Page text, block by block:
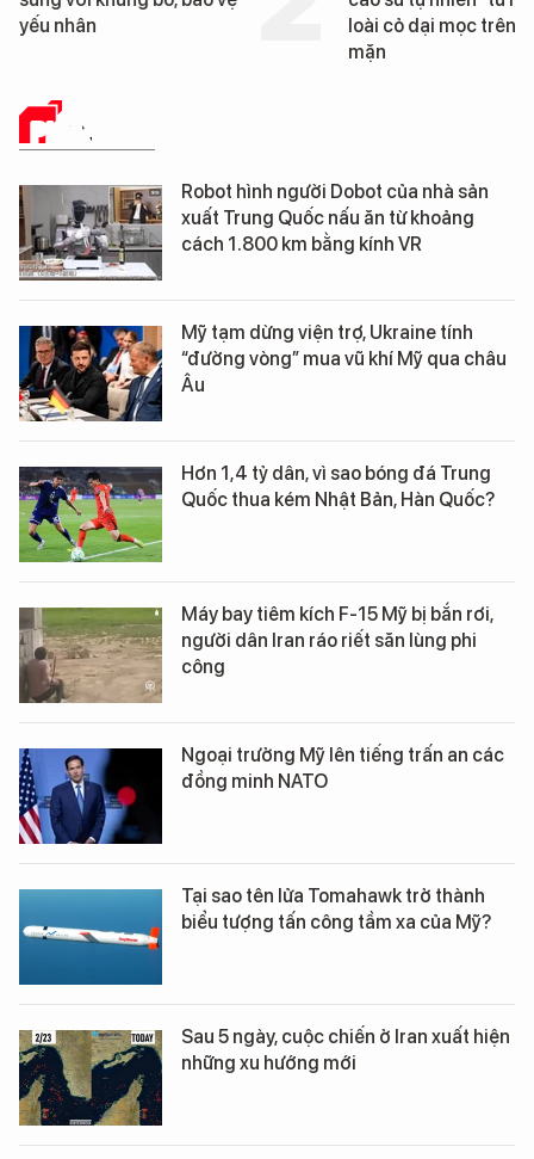
yếu nhân
loài cỏ dại mọc trên
mặn
PHÂN TÍCH
Robot hình người Dobot của nhà sản
xuất Trung Quốc nấu ăn từ khoảng
cách 1.800 km bằng kính VR
Mỹ tạm dừng viện trợ, Ukraine tính
“đường vòng” mua vũ khí Mỹ qua châu
Âu
Hơn 1,4 tỷ dân, vì sao bóng đá Trung
Quốc thua kém Nhật Bản, Hàn Quốc?
Máy bay tiêm kích F-15 Mỹ bị bắn rơi,
người dân Iran ráo riết săn lùng phi
công
Ngoại trưởng Mỹ lên tiếng trấn an các
đồng minh NATO
Tại sao tên lửa Tomahawk trở thành
biểu tượng tấn công tầm xa của Mỹ?
Sau 5 ngày, cuộc chiến ở Iran xuất hiện
những xu hướng mới